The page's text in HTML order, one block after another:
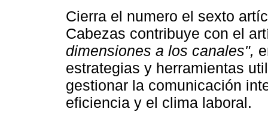
Cierra el numero el sexto
Cabezas contribuye con el
dimensiones a los canales",
estrategias y herramientas
gestionar la comunicación
eficiencia y el clima laboral.